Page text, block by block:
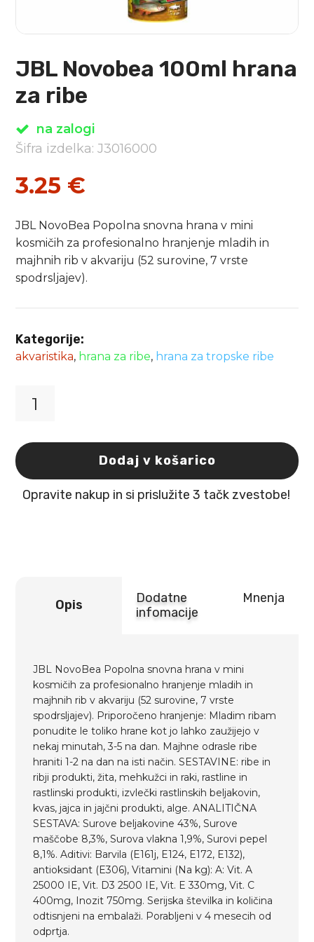
JBL Novobea 100ml hrana
za ribe
na zalogi
Šifra izdelka: J3016000
3.25 €
JBL NovoBea Popolna snovna hrana v mini
kosmičih za profesionalno hranjenje mladih in
majhnih rib v akvariju (52 surovine, 7 vrste
spodrsljajev).
Kategorije:
akvaristika, hrana za ribe, hrana za tropske ribe
100ml
hrana
za
ribe
količina
Dodaj v košarico
Opravite nakup in si prislužite 3 tačk zvestobe!
Opis
Dodatne
infomacije
Mnenja
JBL NovoBea Popolna snovna hrana v mini
kosmičih za profesionalno hranjenje mladih in
majhnih rib v akvariju (52 surovine, 7 vrste
spodrsljajev). Priporočeno hranjenje: Mladim ribam
ponudite le toliko hrane kot jo lahko zaužijejo v
nekaj minutah, 3-5 na dan. Majhne odrasle ribe
hraniti 1-2 na dan na isti način. SESTAVINE: ribe in
ribji produkti, žita, mehkužci in raki, rastline in
rastlinski produkti, izvlečki rastlinskih beljakovin,
kvas, jajca in jajčni produkti, alge. ANALITIČNA
SESTAVA: Surove beljakovine 43%, Surove
maščobe 8,3%, Surova vlakna 1,9%, Surovi pepel
8,1%. Aditivi: Barvila (E161j, E124, E172, E132),
antioksidant (E306), Vitamini (Na kg): A: Vit. A
25000 IE, Vit. D3 2500 IE, Vit. E 330mg, Vit. C
400mg, Inozit 750mg. Serijska številka in količina
odtisnjeni na embalaži. Porabljeni v 4 mesecih od
odprtja.